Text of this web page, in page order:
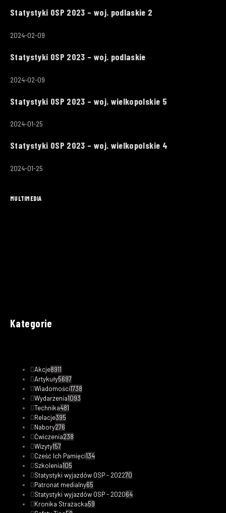
Statystyki OSP 2023 – woj. podlaskie 2
2024-02-09
Statystyki OSP 2023 – woj. podlaskie
2024-02-09
Statystyki OSP 2023 – woj. wielkopolskie 5
2024-01-25
Statystyki OSP 2023 – woj. wielkopolskie 4
2024-01-25
MULTIMEDIA
Kategorie
Akcje8911
Artykuły5697
Wiadomości1738
Wydarzenia1093
Technika481
Relacje395
Nabory276
Ćwiczenia238
Wizyty157
Cześć Ich Pamięci134
Szkolenia105
Statystyki wyjazdów OSP - 202270
Patronat medialny65
Statystyki wyjazdów OSP - 202064
Kronika Strażacka59